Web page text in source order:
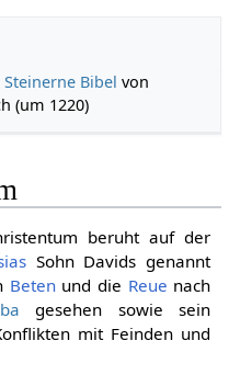
Steinerne Bibel von
(um 1220)
beruht auf der
Sohn Davids genannt
Betenund die Reue nach
gesehen sowie sein
mit Feinden und